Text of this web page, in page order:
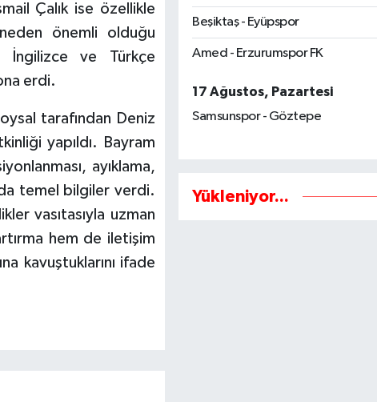
Çalık ise özellikle
neden önemli olduğu
İngilizce ve Türkçe
erdi.
tarafından Deniz
yapıldı. Bayram
ayıklama,
temel bilgiler verdi.
vasıtasıyla uzman
hem de iletişim
kavuştuklarını ifade
Beşiktaş - Eyüpspor
Amed - Erzurumspor FK
17 Ağustos, Pazartesi
Samsunspor - Göztepe
Yükleniyor...